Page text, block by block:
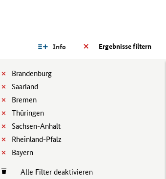
Ergebnisse filtern
Info
Brandenburg
Saarland
Bremen
Thüringen
Sachsen-Anhalt
Rheinland-Pfalz
Bayern
Alle Filter deaktivieren